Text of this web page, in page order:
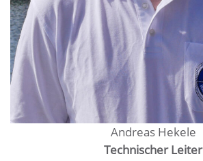
Andreas Hekele
Technischer Leiter